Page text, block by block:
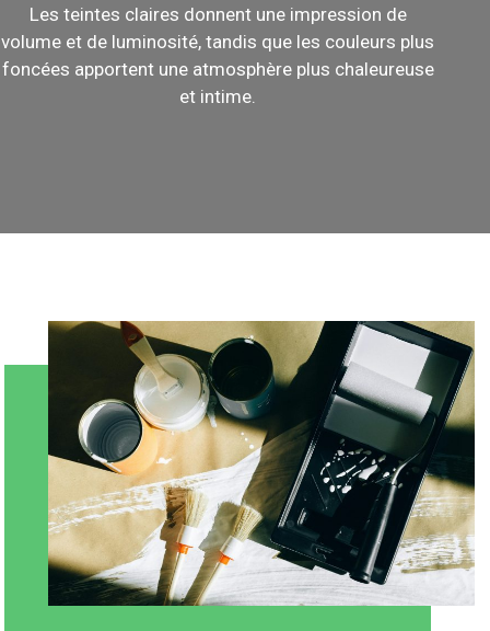
Les teintes claires donnent une impression de
volume et de luminosité, tandis que les couleurs plus
foncées apportent une atmosphère plus chaleureuse
et intime.